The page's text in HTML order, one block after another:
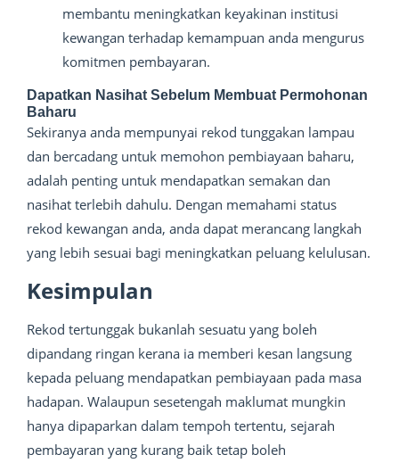
membantu meningkatkan keyakinan institusi
kewangan terhadap kemampuan anda mengurus
komitmen pembayaran.
Dapatkan Nasihat Sebelum Membuat Permohonan
Baharu
Sekiranya anda mempunyai rekod tunggakan lampau
dan bercadang untuk memohon pembiayaan baharu,
adalah penting untuk mendapatkan semakan dan
nasihat terlebih dahulu. Dengan memahami status
rekod kewangan anda, anda dapat merancang langkah
yang lebih sesuai bagi meningkatkan peluang kelulusan.
Kesimpulan
Rekod tertunggak bukanlah sesuatu yang boleh
dipandang ringan kerana ia memberi kesan langsung
kepada peluang mendapatkan pembiayaan pada masa
hadapan. Walaupun sesetengah maklumat mungkin
hanya dipaparkan dalam tempoh tertentu, sejarah
pembayaran yang kurang baik tetap boleh